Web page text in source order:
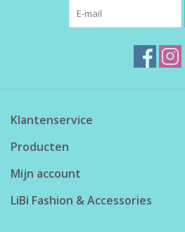
Herensokken
Klantenservice
Producten
Mijn account
LiBi Fashion & Accessories